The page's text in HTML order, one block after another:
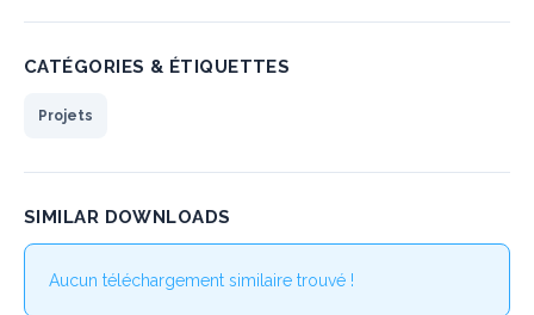
CATÉGORIES & ÉTIQUETTES
Projets
SIMILAR DOWNLOADS
Aucun téléchargement similaire trouvé !